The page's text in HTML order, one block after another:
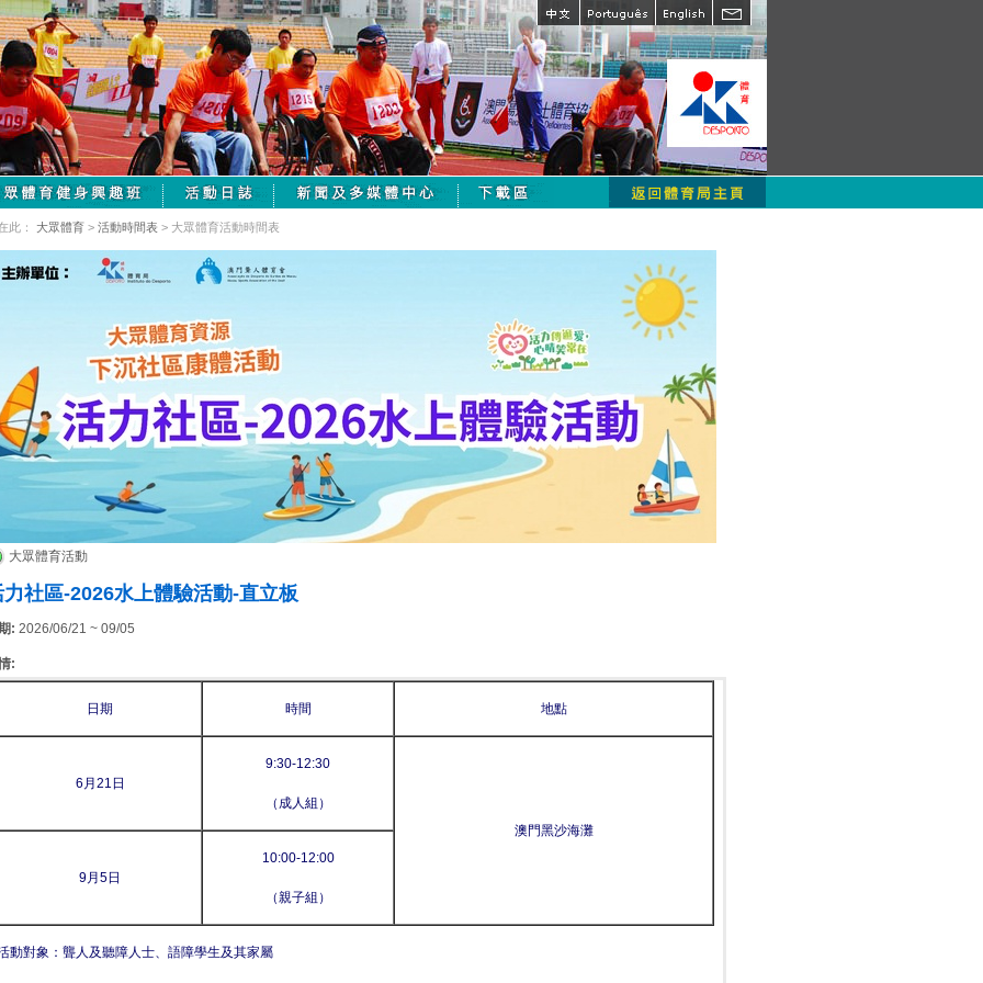
此： 大眾體育 > 活動時間表 > 大眾體育活動時間表
大眾體育活動
力社區-2026水上體驗活動-直立板
: 2026/06/21 ~ 09/05
:
日期 時間 地點
6月21日
9:30-12:30
（成人組）
澳門黑沙海灘
9月5日
10:00-12:00
（親子組）
動對象：聾人及聽障人士、語障學生及其家屬